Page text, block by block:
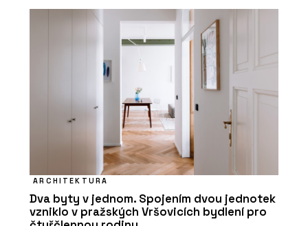
ARCHITEKTURA
Dva byty v jednom. Spojením dvou jednotek
vzniklo v pražských Vršovicích bydlení pro